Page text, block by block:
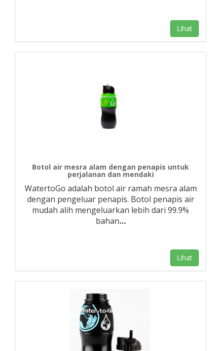
Lihat
Botol air mesra alam dengan penapis untuk
perjalanan dan mendaki
WatertoGo adalah botol air ramah mesra alam
dengan pengeluar penapis. Botol penapis air
mudah alih mengeluarkan lebih dari 99.9%
bahan…
Lihat